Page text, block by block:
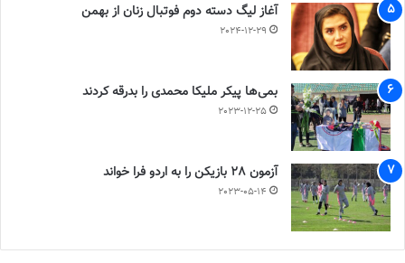
آغاز لیگ دسته دوم فوتبال زنان از بهمن
2024-12-29
بمی‌ها پیکر ملیکا محمدی را بدرقه کردند
2023-12-25
آزمون 28 بازیکن را به اردو فرا خواند
2023-05-14